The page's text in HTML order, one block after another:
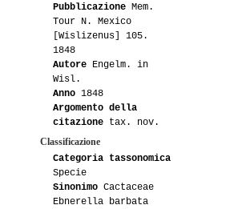
Pubblicazione Mem.
Tour N. Mexico
[Wislizenus] 105.
1848
Autore Engelm. in
Wisl.
Anno 1848
Argomento della
citazione tax. nov.
Classificazione
Categoria tassonomica
Specie
Sinonimo Cactaceae
Ebnerella barbata